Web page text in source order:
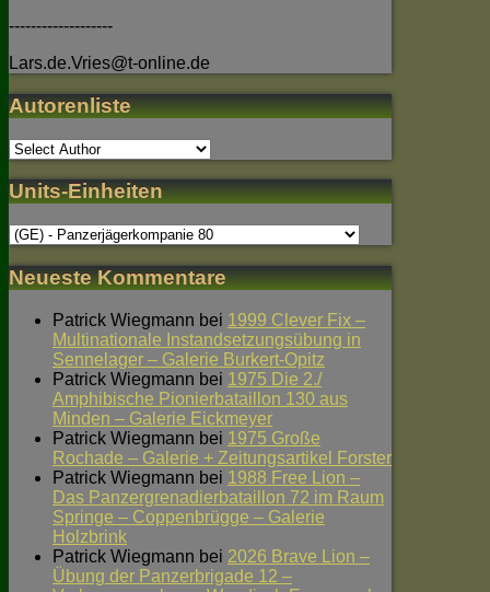
-------------------
Lars.de.Vries@t-online.de
Autorenliste
Units-Einheiten
Neueste Kommentare
Patrick Wiegmann bei 1999 Clever Fix –
Multinationale Instandsetzungsübung in
Sennelager – Galerie Burkert-Opitz
Patrick Wiegmann bei 1975 Die 2./
Amphibische Pionierbataillon 130 aus
Minden – Galerie Eickmeyer
Patrick Wiegmann bei 1975 Große
Rochade – Galerie + Zeitungsartikel Forster
Patrick Wiegmann bei 1988 Free Lion –
Das Panzergrenadierbataillon 72 im Raum
Springe – Coppenbrügge – Galerie
Holzbrink
Patrick Wiegmann bei 2026 Brave Lion –
Übung der Panzerbrigade 12 –